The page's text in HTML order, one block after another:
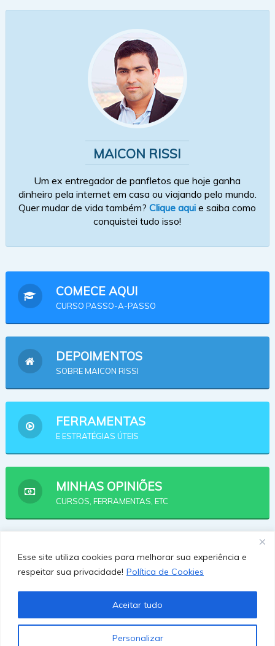
Esse site utiliza cookies para melhorar sua experiência e
respeitar sua privacidade! Política de Cookies
Personalizar
Aceitar tudo
MAICON RISSI
Um ex entregador de panfletos que hoje ganha
dinheiro pela internet em casa ou viajando pelo mundo.
Quer mudar de vida também?Clique aqui e saiba como
conquistei tudo isso!
COMECE AQUI
CURSO PASSO-A-PASSO
DEPOIMENTOS
SOBRE MAICON RISSI
FERRAMENTAS
E ESTRATÉGIAS ÚTEIS
MINHAS OPINIÕES
CURSOS, FERRAMENTAS, ETC
AFILIADOS
OPÇÕES PRA SE AFILIAR